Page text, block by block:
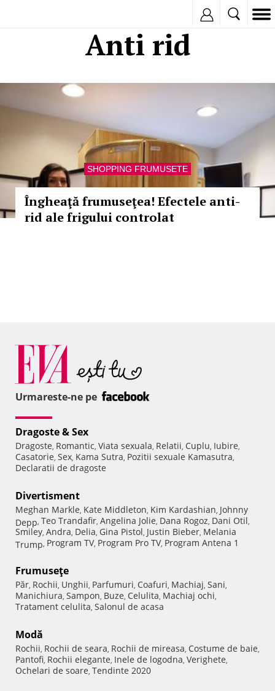
Anti rid
SHOPPING FRUMUSETE
Îngheaţă frumuseţea! Efectele anti-
rid ale frigului controlat
Urmareste-ne pe
Dragoste & Sex
Dragoste, Romantic, Viata sexuala, Relatii, Cuplu, Iubire,
Casatorie, Sex, Kama Sutra, Pozitii sexuale Kamasutra,
Declaratii de dragoste
Divertisment
Meghan Markle, Kate Middleton, Kim Kardashian, Johnny
Depp, Teo Trandafir, Angelina Jolie, Dana Rogoz, Dani Otil,
Smiley, Andra, Delia, Gina Pistol, Justin Bieber, Melania
Trump, Program TV, Program Pro TV, Program Antena 1
Frumuseţe
Păr, Rochii, Unghii, Parfumuri, Coafuri, Machiaj, Sani,
Manichiura, Sampon, Buze, Celulita, Machiaj ochi,
Tratament celulita, Salonul de acasa
Modă
Rochii, Rochii de seara, Rochii de mireasa, Costume de baie,
Pantofi, Rochii elegante, Inele de logodna, Verighete,
Ochelari de soare, Tendinte 2020